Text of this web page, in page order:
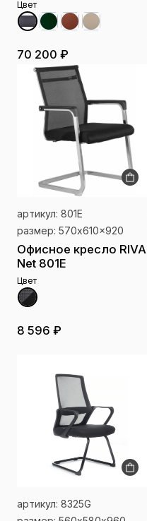
Цвет
70 200 ₽
артикул: 801E
размер: 570x610x920
Офисное кресло RIVA
Net 801E
Цвет
8 596 ₽
артикул: 8325G